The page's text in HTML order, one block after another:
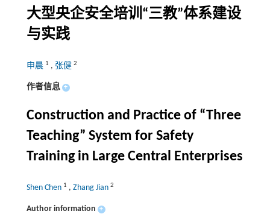
大型央企安全培训“三教”体系建设
与实践
申晨 1 , 张健 2
作者信息 +
Construction and Practice of “Three
Teaching” System for Safety
Training in Large Central Enterprises
Shen Chen 1 , Zhang Jian 2
Author information +